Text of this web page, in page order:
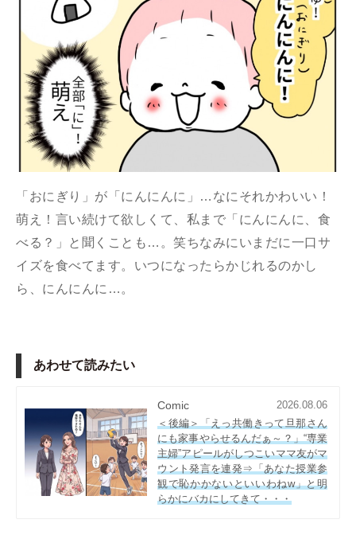
「おにぎり」が「にんにんに」…なにそれかわいい！
萌え！言い続けて欲しくて、私まで「にんにんに、食
べる？」と聞くことも…。笑ちなみにいまだに一口サ
イズを食べてます。いつになったらかじれるのかし
ら、にんにんに…。
あわせて読みたい
Comic
2026.08.06
＜後編＞「えっ共働きって旦那さん
にも家事やらせるんだぁ～？」“専業
主婦”アピールがしつこいママ友がマ
ウント発言を連発⇒「あなた授業参
観で恥かかないといいわねw」と明
らかにバカにしてきて・・・